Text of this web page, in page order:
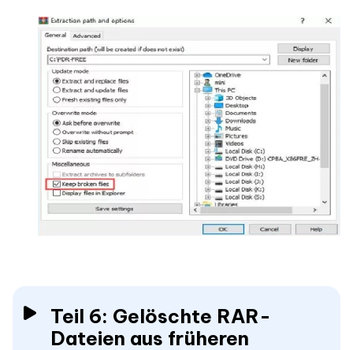
Teil 6: Gelöschte RAR-
Dateien aus früheren